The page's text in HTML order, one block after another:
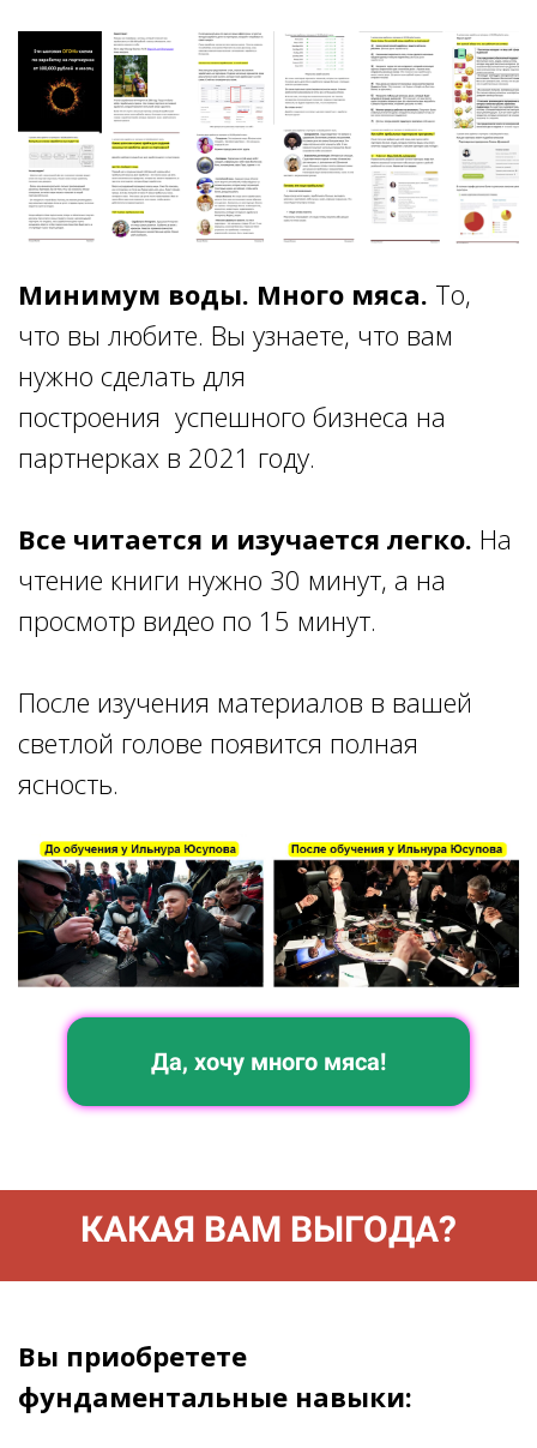
Минимум воды. Много мяса. То,
что вы любите. Вы узнаете, что вам
нужно сделать для
построения успешного бизнеса на
партнерках в 2021 году.
Все читается и изучается легко. На
чтение книги нужно 30 минут, а на
просмотр видео по 15 минут.
После изучения материалов в вашей
светлой голове появится полная
ясность.
Да, хочу много мяса!
КАКАЯ ВАМ ВЫГОДА?
Вы приобретете
фундаментальные навыки: